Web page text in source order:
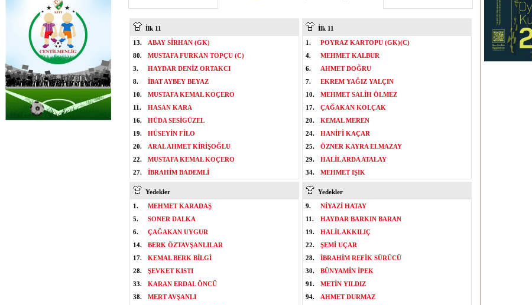
İlk 11
13.
ABAY SİRHAN (GK)
80.
MUSTAFA FURKAN TOPÇU (C)
3.
HAYDAR DENİZ ORTAKCI
8.
İBAT AYBEY BEYAZ
10.
MUSTAFA KEMAL KOÇERO
11.
HASAN KARA
16.
HÜDA SESİGÜZEL
19.
HÜSEYİN FİLO
20.
ARAL AHMET KİRİŞOĞLU
22.
MUSTAFA KEMAL KOÇERO
27.
İBRAHİM BADEMLİ
İlk 11
1.
POYRAZ KARTOPU (GK)(C)
4.
MEHMET KALBUR
6.
AHMET DOĞRU
7.
EKREM YAĞIZ YALÇIN
10.
MEHMET SALİH ÖLMEZ
17.
ÇAĞAKAN KOLÇAK
20.
KEMAL MEREN
24.
HANİFİ KAÇAR
25.
ÖZNER KAYRA ELMAZAY
29.
HALİL ARDA ATALAY
34.
MEHMET IŞIK
Yedekler
1.
MEHMET KARADAŞ
5.
SONER DALKA
6.
ÇAĞAKAN UYGUR
14.
BERK ÖZTAVŞANLILAR
17.
KEMAL BERK BİLGİ
28.
ŞEVKET KISTI
33.
KARAN ERDAL ÖNCÜ
38.
MERT AVŞANLI
Yedekler
9.
NİYAZİ HATAY
11.
HAYDAR BARKIN BARAN
19.
HALİL AKKILIÇ
22.
ŞEMİ UÇAR
28.
İBRAHİM REFİK SÜRÜCÜ
30.
BÜNYAMİN İPEK
91.
METİN YILDIZ
94.
AHMET DURMAZ